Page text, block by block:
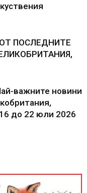
ПОСЛЕДНИТЕ
важните новини
до 22 юли 2026